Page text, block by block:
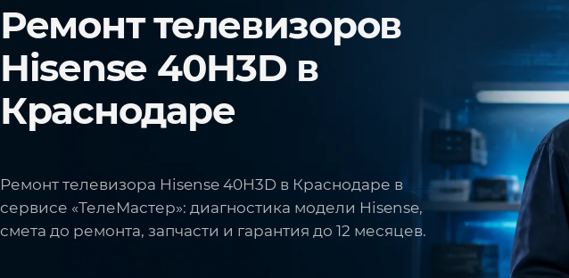
Ремонт телевизоров
Hisense 40H3D в
Краснодаре
Ремонт телевизора Hisense 40H3D в Краснодаре в
сервисе «ТелеМастер»: диагностика модели Hisense,
смета до ремонта, запчасти и гарантия до 12 месяцев.